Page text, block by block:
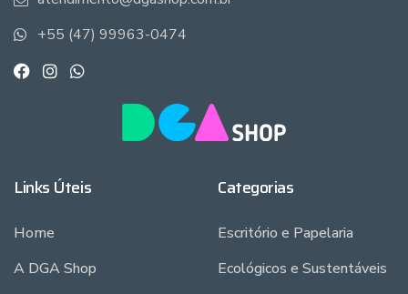
+55 (47) 99963-0474
Links Úteis
Home
A DGA Shop
Categorias
Escritório e Papelaria
Ecológicos e Sustentáveis